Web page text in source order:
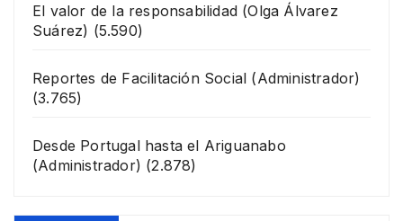
El valor de la responsabilidad (Olga Álvarez
Suárez) (5.590)
Reportes de Facilitación Social (Administrador)
(3.765)
Desde Portugal hasta el Ariguanabo
(Administrador) (2.878)